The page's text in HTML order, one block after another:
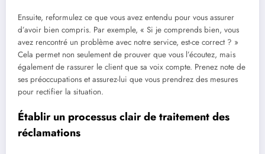
Ensuite, reformulez ce que vous avez entendu pour vous assurer
d’avoir bien compris. Par exemple, « Si je comprends bien, vous
avez rencontré un problème avec notre service, est-ce correct ? »
Cela permet non seulement de prouver que vous l’écoutez, mais
également de rassurer le client que sa voix compte. Prenez note de
ses préoccupations et assurez-lui que vous prendrez des mesures
pour rectifier la situation.
Établir un processus clair de traitement des
réclamations